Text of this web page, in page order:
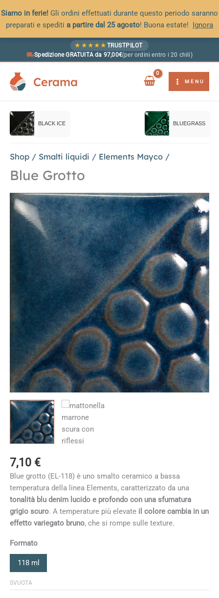
Siamo in ferie! Gli ordini effettuati durante questo periodo saranno
preparati e spediti a partire dal 25 agosto! Buona estate! Ignora
★ ★ ★ ★ ★ TRUSTPILOT
Spedizione GRATUITA da 97,00€(per ordini entro i 20 chili)
Cerama MENU
BLACK ICE BLUEGRASS
Shop / Smalti liquidi / Elements Mayco /
Blue Grotto
7,10 €
Blue grotto (EL-118) è uno smalto ceramico a bassa
temperatura della linea Elements, caratterizzato da una
tonalità blu denim lucido e profondo con una sfumatura
grigio scuro. A temperature più elevate il colore cambia in un
effetto variegato bruno, che si rompe sulle texture.
Formato
118 ml
SVUOTA